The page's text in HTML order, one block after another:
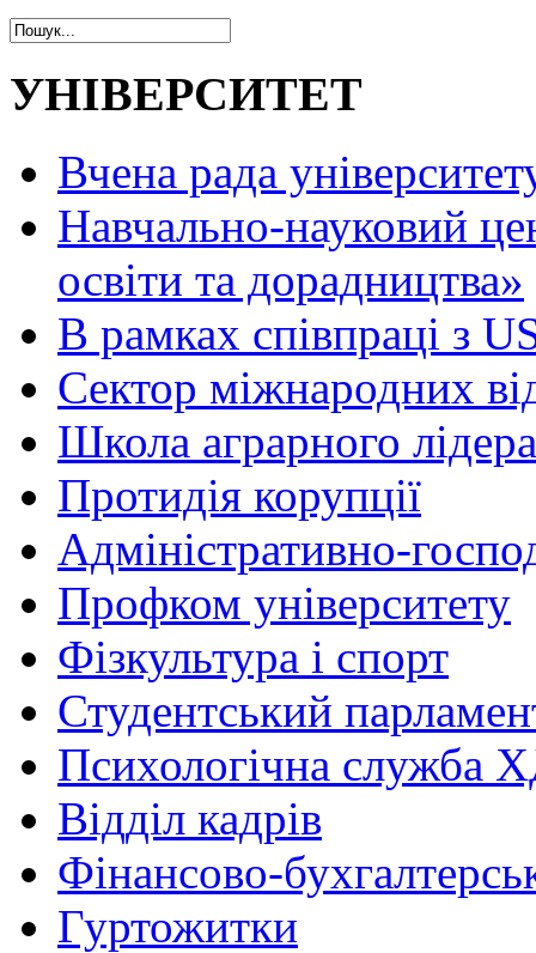
УНІВЕРСИТЕТ
Вчена рада
Навчально-науковий
освіти та дорадництва»
В рамках співпраці з
Сектор міжнародних
Школа аграрного лідера
Протидія корупції
Адміністративно-
Профком університету
Фізкультура і спорт
Студентський
Психологічна служба
Відділ кадрів
Фінансово-
Гуртожитки